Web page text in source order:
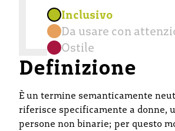
Inclusivo
Da usare con
Ostile
Definizione
È un termine semanticamente
riferisce specificamente a donne,
persone non binarie; per questo